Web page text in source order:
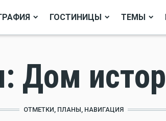
ГОСТИНИЦЫ ТЕМЫ
Дом
ОТМЕТКИ, ПЛАНЫ, НАВИГАЦИЯ